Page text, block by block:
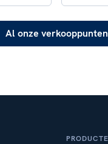
Al onze verkooppunten